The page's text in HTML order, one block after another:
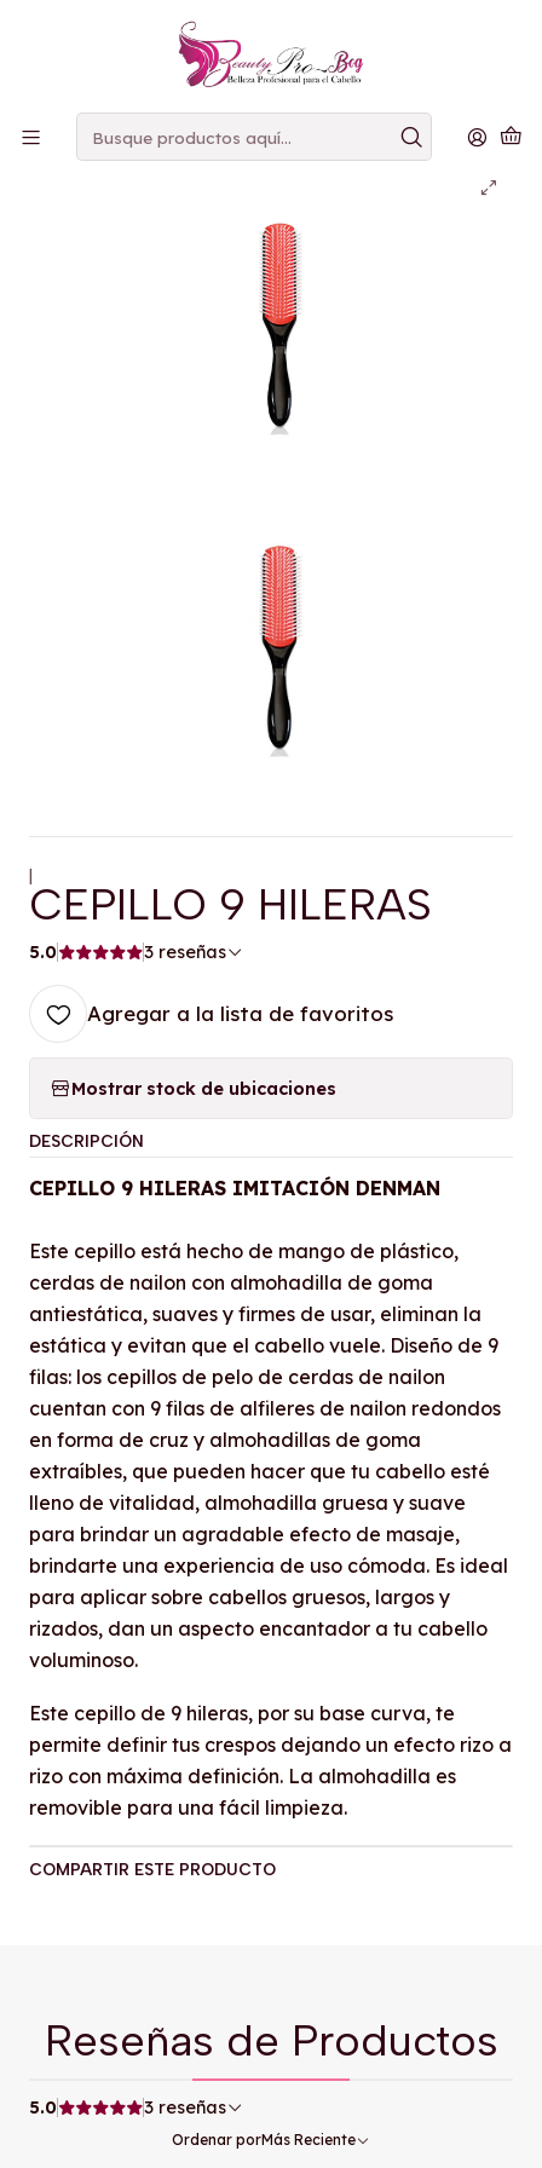
PAGOS
Definicion CEPILLO 9 HILERAS
|
CEPILLO 9 HILERAS
5.0 3 reseñas
Agregar a la lista de favoritos
Mostrar stock de ubicaciones
DESCRIPCIÓN
CEPILLO 9 HILERAS IMITACIÓN DENMAN
Este cepillo está hecho de mango de plástico,
cerdas de nailon con almohadilla de goma
antiestática, suaves y firmes de usar, eliminan la
estática y evitan que el cabello vuele. Diseño de 9
filas: los cepillos de pelo de cerdas de nailon
cuentan con 9 filas de alfileres de nailon redondos
en forma de cruz y almohadillas de goma
extraíbles, que pueden hacer que tu cabello esté
lleno de vitalidad, almohadilla gruesa y suave
para brindar un agradable efecto de masaje,
brindarte una experiencia de uso cómoda. Es ideal
para aplicar sobre cabellos gruesos, largos y
rizados, dan un aspecto encantador a tu cabello
voluminoso.
Este cepillo de 9 hileras, por su base curva, te
permite definir tus crespos dejando un efecto rizo a
rizo con máxima definición. La almohadilla es
removible para una fácil limpieza.
COMPARTIR ESTE PRODUCTO
Reseñas de Productos
5.0 3 reseñas
Ordenar porMás Reciente